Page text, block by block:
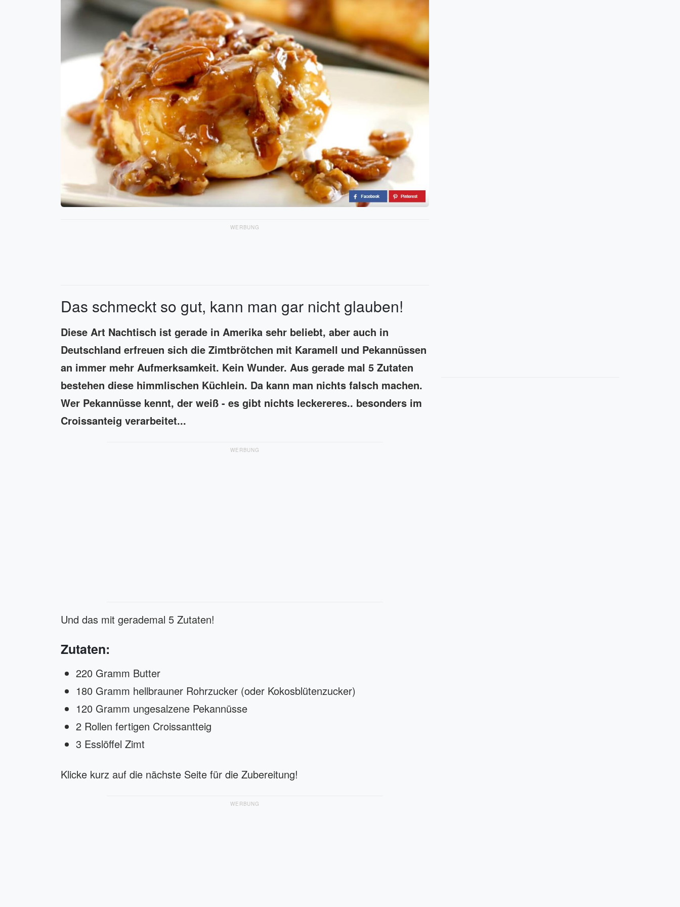
WERBUNG
Das schmeckt so gut, kann man gar nicht glauben!
Diese Art Nachtisch ist gerade in Amerika sehr beliebt, aber auch in
Deutschland erfreuen sich die Zimtbrötchen mit Karamell und Pekannüssen
an immer mehr Aufmerksamkeit. Kein Wunder. Aus gerade mal 5 Zutaten
bestehen diese himmlischen Küchlein. Da kann man nichts falsch machen.
Wer Pekannüsse kennt, der weiß - es gibt nichts leckereres.. besonders im
Croissanteig verarbeitet...
WERBUNG
Und das mit gerademal 5 Zutaten!
Zutaten:
220 Gramm Butter
180 Gramm hellbrauner Rohrzucker (oder Kokosblütenzucker)
120 Gramm ungesalzene Pekannüsse
2 Rollen fertigen Croissantteig
3 Esslöffel Zimt
Klicke kurz auf die nächste Seite für die Zubereitung!
WERBUNG